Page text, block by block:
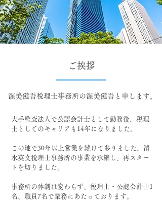
ご挨拶
渥美健吾税理士事務所の渥美健吾と申します。
大手監査法人で公認会計士として勤務後、税理
士としてのキャリアも14年になりました。
この地で30年以上営業を続けて参りました、清
水英文税理士事務所の事業を承継し、再スター
トを切りました。
事務所の体制は変わらず、税理士・公認会計士1
名、職員7名で業務にあたっております。